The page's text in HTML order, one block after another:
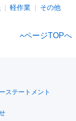
軽作業 その他
ページTOPへ
ステートメント